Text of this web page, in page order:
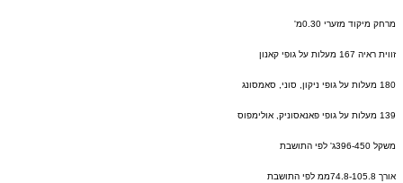
מרחק מיקוד מזערי מ'
זווית ראיה מעלות על גופי קאנון
180 מעלות על גופי ניקון, סוני, סאמסונג
139 מעלות על גופי פאנאסוניק, אולימפוס
משקל ג' לפי התושבת
אורך ממ לפי התושבת